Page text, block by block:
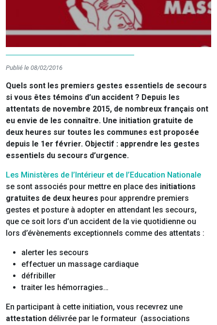
Publié le 08/02/2016
Quels sont les premiers gestes essentiels de secours
si vous êtes témoins d’un accident ? Depuis les
attentats de novembre 2015, de nombreux français ont
eu envie de les connaître. Une initiation gratuite de
deux heures sur toutes les communes est proposée
depuis le 1er février. Objectif : apprendre les gestes
essentiels du secours d’urgence.
Les Ministères de l’Intérieur et de l’Education Nationale
se sont associés pour mettre en place des initiations
gratuites de deux heures pour apprendre premiers
gestes et posture à adopter en attendant les secours,
que ce soit lors d’un accident de la vie quotidienne ou
lors d’évènements exceptionnels comme des attentats :
alerter les secours
effectuer un massage cardiaque
défribiller
traiter les hémorragies…
En participant à cette initiation, vous recevrez une
attestation délivrée par le formateur (associations